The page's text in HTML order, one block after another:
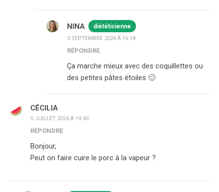
NINA diététicienne
3 SEPTEMBRE 2024 À 16:18
RÉPONDRE
Ça marche mieux avec des coquillettes ou
des petites pâtes étoiles 🙂
CÉCILIA
5 JUILLET 2024 À 14:40
RÉPONDRE
Bonjour,
Peut on faire cuire le porc à la vapeur ?